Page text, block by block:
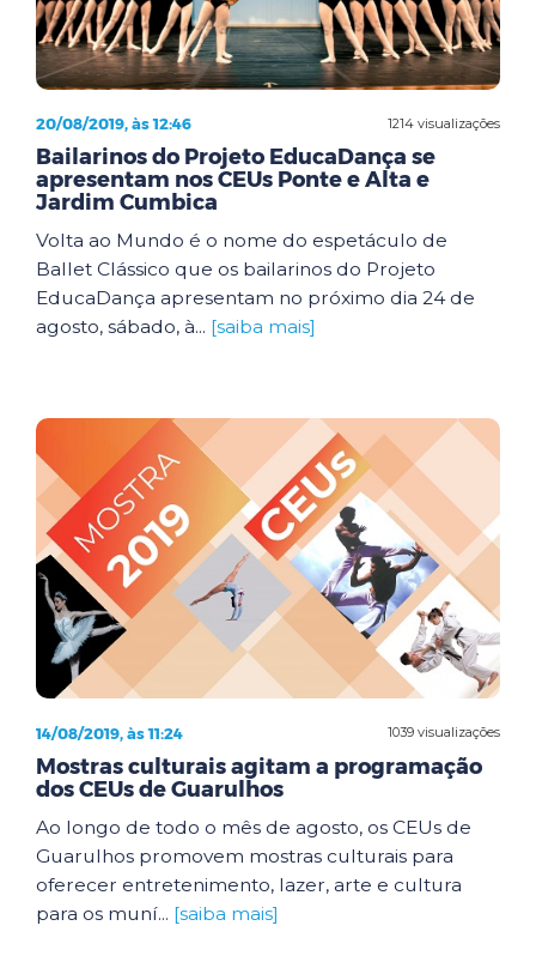
1214 visualizações
20/08/2019, às 12:46
Bailarinos do Projeto EducaDança se
apresentam nos CEUs Ponte e Alta e
Jardim Cumbica
Volta ao Mundo é o nome do espetáculo de
Ballet Clássico que os bailarinos do Projeto
EducaDança apresentam no próximo dia 24 de
agosto, sábado, à... [saiba mais]
1039 visualizações
14/08/2019, às 11:24
Mostras culturais agitam a programação
dos CEUs de Guarulhos
Ao longo de todo o mês de agosto, os CEUs de
Guarulhos promovem mostras culturais para
oferecer entretenimento, lazer, arte e cultura
para os muní... [saiba mais]